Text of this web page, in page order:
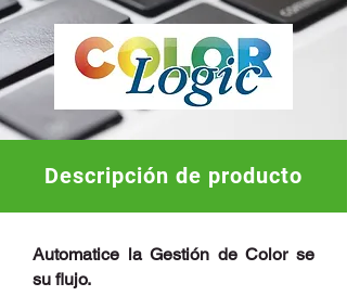
Descripción de producto
Automatice la Gestión de Color se
su flujo.